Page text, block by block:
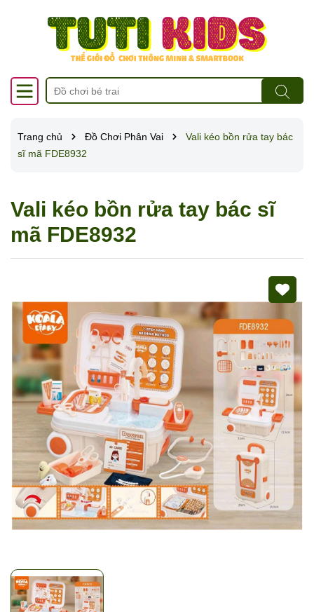
Trang chủ Đồ Chơi Phân Vai
Vali kéo bồn rửa tay bác
sĩ mã FDE8932
Vali kéo bồn rửa tay bác sĩ
mã FDE8932
Mã giảm giá:
Ngày hết hạn:
Điều kiện: